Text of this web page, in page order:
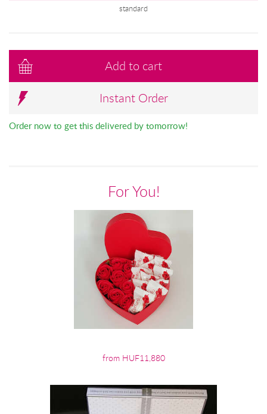
standard
Add to cart
Instant Order
Order now to get this delivered by tomorrow!
For You!
from HUF11,880